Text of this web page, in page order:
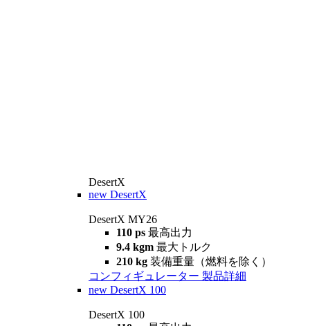
DesertX
new DesertX
DesertX MY26
110 ps 最高出力
9.4 kgm 最大トルク
210 kg 装備重量（燃料を除く）
コンフィギュレーター 製品詳細
new DesertX 100
DesertX 100